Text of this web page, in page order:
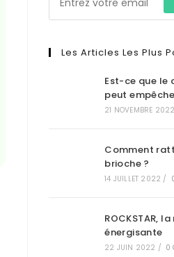
Les Articles Les Plus
Est-ce que le
peut
21 NOVEMBRE 2022
Comment
brioche ?
14 JUILLET 2022 /
ROCKSTAR,
énergisante
22 JUIN 2022 / 0